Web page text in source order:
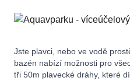
Jste plavci, nebo ve vodě
bazén nabízí možnosti pro
tři 50m plavecké dráhy, které